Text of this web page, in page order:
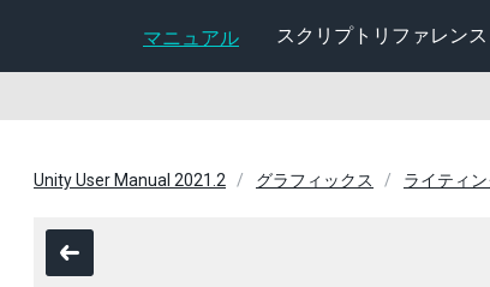
マニュアル スクリプトリファレンス
Unity User Manual 2021.2 グラフィックス ライティ